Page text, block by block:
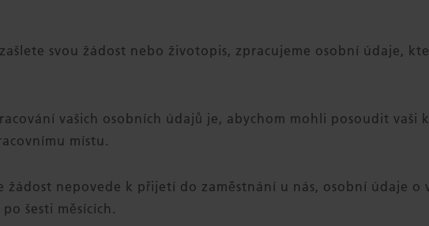
svou žádost nebo životopis, zpracujeme osobní údaje,
vašich osobních údajů je, abychom mohli posoudit vaši
místu.
žádost nepovede k přijetí do zaměstnání u nás, osobní údaje o
šesti měsících.